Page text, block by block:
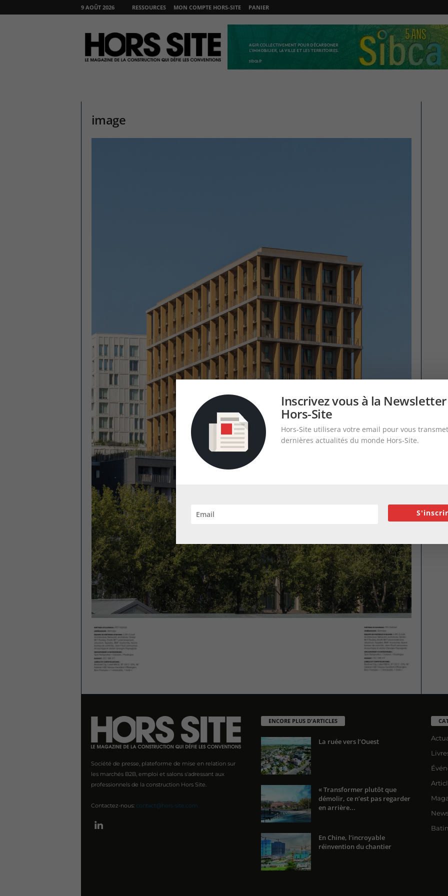
9 AOÛT 2026 RESSOURCES MON COMPTE HORS-SITE PANIER
O
image
Société de presse, plateforme de mise en relation sur
les marchés B2B, emploi et salons s'adressant aux
professionnels de la construction Hors Site.
Contactez-nous: contact@hors-site.com
ENCORE PLUS D'ARTICLES
La ruée vers l’Ouest
« Transformer plutôt que
démolir, ce n’est pas regarder
en arrière...
En Chine, l’incroyable
réinvention du chantier
Inscrivez vous à la Newsletter
Hors-Site
Hors-Site utilisera votre email pour vous
dernières actualités du monde Hors-Site.